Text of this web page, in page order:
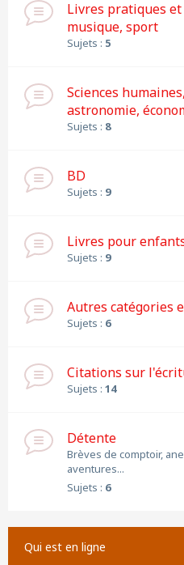
Livres pratiques
musique, sport
Sujets : 5
Sciences
astronomie,
Sujets : 8
BD
Sujets : 9
Livres pour
Sujets : 9
Autres catégories
Sujets : 6
Citations sur
Sujets : 14
Détente
Brèves de comptoir,
aventures...
Sujets : 6
Qui est en ligne